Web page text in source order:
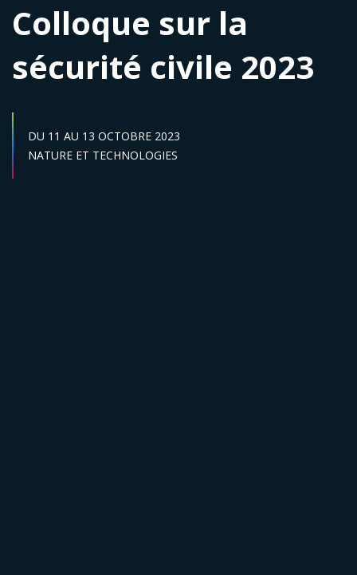
Colloque sur la
sécurité civile 2023
DU DATE DE DÉBUT :
11 AU DATE DE FIN :
13 OCTOBRE 2023
Secteur :
NATURE ET TECHNOLOGIES